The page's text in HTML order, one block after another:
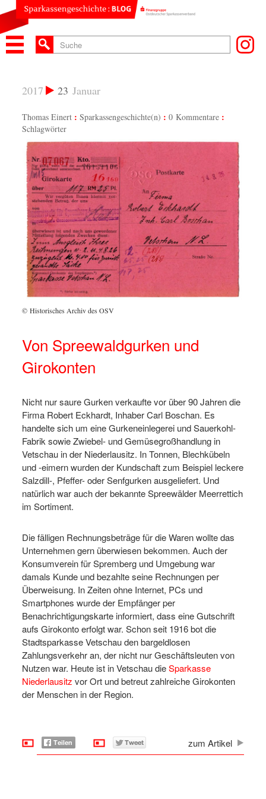
23 Januar
2017
Thomas Einert Sparkassengeschichte(n)
0 Kommentare
Schlagwörter
© Historisches Archiv des OSV
Von Spreewaldgurken und
Girokonten
Nicht nur saure Gurken verkaufte vor über 90 Jahren die
Firma Robert Eckhardt, Inhaber Carl Boschan. Es
handelte sich um eine Gurkeneinlegerei und Sauerkohl-
Fabrik sowie Zwiebel- und Gemüsegroßhandlung in
Vetschau in der Niederlausitz. In Tonnen, Blechkübeln
und -eimern wurden der Kundschaft zum Beispiel leckere
Salzdill-, Pfeffer- oder Senfgurken ausgeliefert. Und
natürlich war auch der bekannte Spreewälder Meerrettich
im Sortiment.
Die fälligen Rechnungsbeträge für die Waren wollte das
Unternehmen gern überwiesen bekommen. Auch der
Konsumverein für Spremberg und Umgebung war
damals Kunde und bezahlte seine Rechnungen per
Überweisung. In Zeiten ohne Internet, PCs und
Smartphones wurde der Empfänger per
Benachrichtigungskarte informiert, dass eine Gutschrift
aufs Girokonto erfolgt war. Schon seit 1916 bot die
Stadtsparkasse Vetschau den bargeldlosen
Zahlungsverkehr an, der nicht nur Geschäftsleuten von
Nutzen war. Heute ist in Vetschau dieSparkasse
Niederlausitz vor Ort und betreut zahlreiche Girokonten
der Menschen in der Region.
zum Artikel